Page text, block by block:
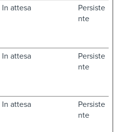
In attesa
Persiste
nte
In attesa
Persiste
nte
In attesa
Persiste
nte